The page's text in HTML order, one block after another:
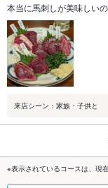
本当に馬刺しが美味しい
来店シーン：家族・子供と
※表示されているコースは、現